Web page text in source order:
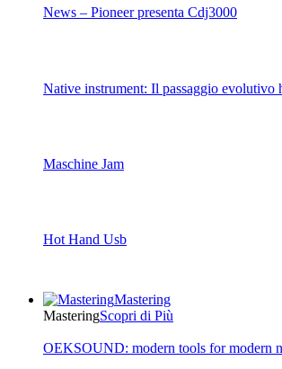
News – Pioneer presenta Cdj3000
Native instrument: Il passaggio evolutivo
Maschine Jam
Hot Hand Usb
Mastering
MasteringScopri di Più
OEKSOUND: modern tools for modern